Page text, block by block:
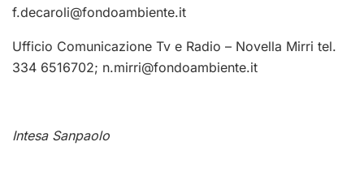
f.decaroli@fondoambiente.it
Ufficio Comunicazione Tv e Radio – Novella Mirri tel.
334 6516702; n.mirri@fondoambiente.it
Intesa Sanpaolo